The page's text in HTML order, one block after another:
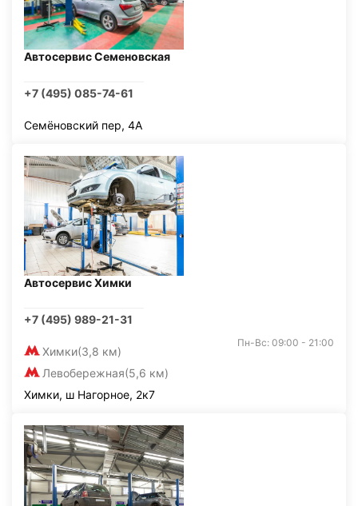
Автосервис Семеновская
+7 (495) 085-74-61
Семёновский пер, 4А
Автосервис Химки
+7 (495) 989-21-31
Химки(3,8 км)
Левобережная(5,6 км)
Пн-Вс: 09:00 - 21:00
Химки, ш Нагорное, 2к7